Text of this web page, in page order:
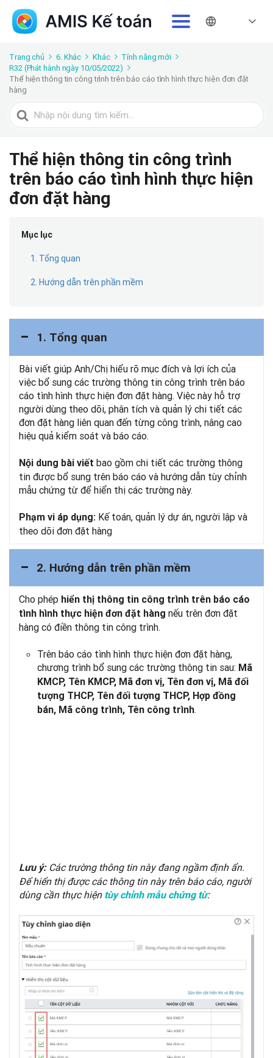
Trang chủ 6. Khác Khác
Tính năng mới
R32 (Phát hành ngày 10/05/2022)
Thể hiện thông tin công trình trên báo cáo tình hình thực hiện đơn đặt
hàng
Tìm
kiếm
Thể hiện thông tin công trình
trên báo cáo tình hình thực hiện
đơn đặt hàng
Mục lục
1. Tổng quan
2. Hướng dẫn trên phần mềm
1. Tổng quan
Bài viết giúp Anh/Chị hiểu rõ mục đích và lợi ích của
việc bổ sung các trường thông tin công trình trên báo
cáo tình hình thực hiện đơn đặt hàng. Việc này hỗ trợ
người dùng theo dõi, phân tích và quản lý chi tiết các
đơn đặt hàng liên quan đến từng công trình, nâng cao
hiệu quả kiểm soát và báo cáo.
Nội dung bài viết bao gồm chi tiết các trường thông
tin được bổ sung trên báo cáo và hướng dẫn tùy chỉnh
mẫu chứng từ để hiển thị các trường này.
Phạm vi áp dụng: Kế toán, quản lý dự án, người lập và
theo dõi đơn đặt hàng
2. Hướng dẫn trên phần mềm
Cho phép hiển thị thông tin công trình trên báo cáo
tình hình thực hiện đơn đặt hàng nếu trên đơn đặt
hàng có điền thông tin công trình.
Trên báo cáo tình hình thực hiện đơn đặt hàng,
chương trình bổ sung các trường thông tin sau: Mã
KMCP, Tên KMCP, Mã đơn vị, Tên đơn vị, Mã đối
tượng THCP, Tên đối tượng THCP, Hợp đồng
bán, Mã công trình, Tên công trình.
Lưu ý:Các trường thông tin này đang ngầm định ẩn.
Để hiển thị được các thông tin này trên báo cáo, người
dùng cần thực hiện tùy chỉnh mẫu chứng từ: